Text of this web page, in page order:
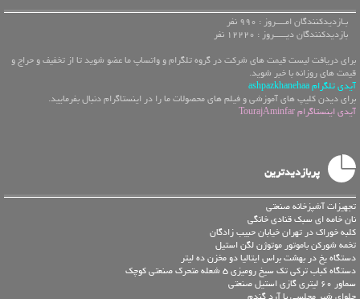
بـازدیدکنندگان امــــروز : 990 نفر
بازدیدکنندگان دیـــــروز : 12220 نفر
برای دریافت لیست قیمت های شرکت در گروه تلگرام و واتساپ ما عضو شوید تا از تخفیف و حراج و
قیمت های روزانه با خبر شوید.
آیدی تلگرام ashpazkhanehaa
برای دیدن کلیپ های آموزشی و فیلم های محصولات ما را در اینستاگرام دنبال بفرمایید.
آیدی اینستاگرام TourajAminfar
پربازدیدترین
تجهیزات آشپزخانه صنعتی
نان خامه ای سبک قنادی خانگی
کلبه خوراک در تهران خیابان حبیب زادگان
تخمه شورکن باموتور موتوژن لگن استیل
دستگاه یخ در بهشت براس ایتالیا دو مخزن ده لیتر
دستگاه کباب ترکی تک سیخ رومیزی 5 شعله متحرک صنعتی کوچک
سماور 60 لیتری گازی استیل صنعتی